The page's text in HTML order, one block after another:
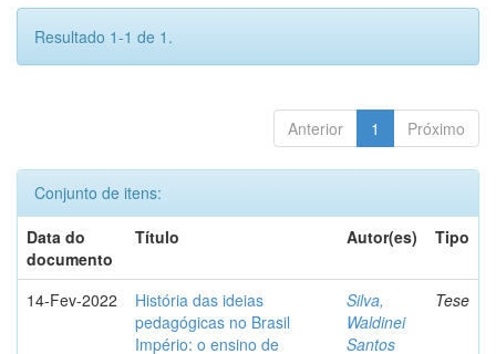
Resultado 1-1 de 1.
Anterior 1 Próximo
Conjunto de itens:
Data do
documento
Título Autor(es) Tipo
14-Fev-2022
História das ideias
pedagógicas no Brasil
Império: o ensino de
Silva,
Waldinei
Santos
Tese